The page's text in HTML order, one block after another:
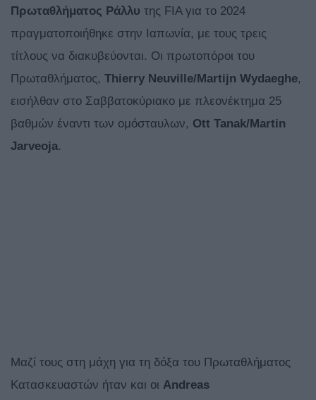
Πρωταθλήματος Ράλλυ της FIA για το 2024
πραγματοποιήθηκε στην Ιαπωνία, με τους τρεις
τίτλους να διακυβεύονται. Οι πρωτοπόροι του
Πρωταθλήματος, Thierry Neuville/Martijn Wydaeghe,
εισήλθαν στο Σαββατοκύριακο με πλεονέκτημα 25
βαθμών έναντι των ομόσταυλων, Ott Tanak/Martin
Jarveoja.
Μαζί τους στη μάχη για τη δόξα του Πρωταθλήματος
Κατασκευαστών ήταν και οι Andreas